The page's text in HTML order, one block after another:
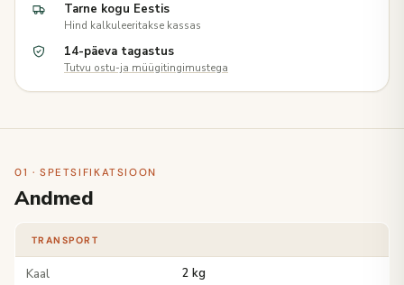
Tarne kogu Eestis
Hind kalkuleeritakse kassas
14-päeva tagastus
Tutvu ostu-ja müügitingimustega
01 · SPETSIFIKATSIOON
Andmed
TRANSPORT
Kaal 2 kg